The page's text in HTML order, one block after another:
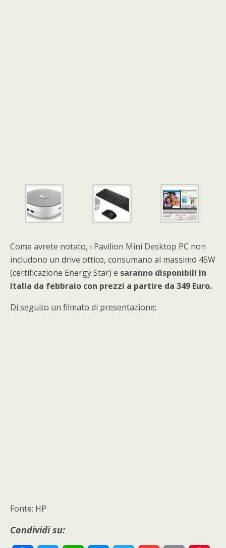
Come avrete notato, i Pavilion Mini Desktop PC non
includono un drive ottico, consumano al massimo 45W
(certificazione Energy Star) e saranno disponibili in
Italia da febbraio con prezzi a partire da 349 Euro.
Di seguito un filmato di presentazione:
Fonte: HP
Condividi su: